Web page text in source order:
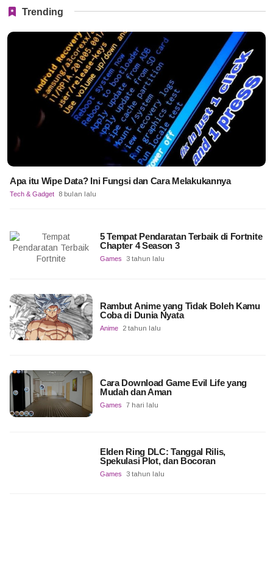
Trending
Apa itu Wipe Data? Ini Fungsi dan Cara Melakukannya
Tech & Gadget 8 bulan lalu
5 Tempat Pendaratan Terbaik di Fortnite
Chapter 4 Season 3
Games 3 tahun lalu
Rambut Anime yang Tidak Boleh Kamu
Coba di Dunia Nyata
Anime 2 tahun lalu
Cara Download Game Evil Life yang
Mudah dan Aman
Games 7 hari lalu
Elden Ring DLC: Tanggal Rilis,
Spekulasi Plot, dan Bocoran
Games 3 tahun lalu